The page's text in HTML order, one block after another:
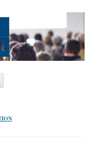
Vereinigung
e. V.
Zum
springen